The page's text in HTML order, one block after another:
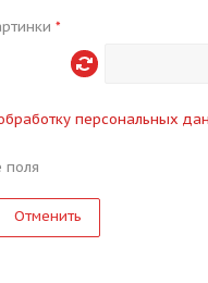
*
персональных
поля
Отменить